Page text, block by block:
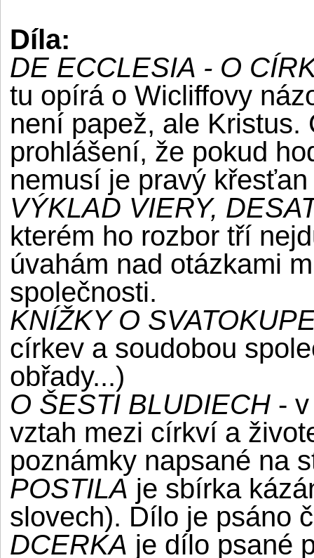
Díla:
DE ECCLESIA - O
tu opírá o Wicliffovy
není papež, ale
prohlášení, že pokud
nemusí je pravý
VÝKLAD VIERY,
kterém ho rozbor tří
úvahám nad otázkami
společnosti.
KNÍŽKY O
církev a soudobou
obřady...)
O ŠESTI BLUDIECH -
vztah mezi církví a
poznámky napsané na
POSTILA je sbírka
slovech). Dílo je psáno
DCERKA je dílo psané